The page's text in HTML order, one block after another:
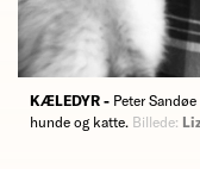
KÆLEDYR - Peter
hunde og katte. Billede: